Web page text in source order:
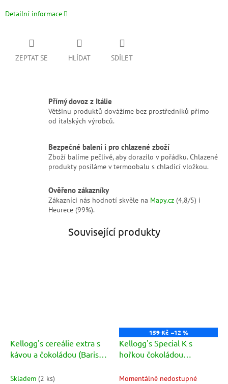
Detailní informace
ZEPTAT SE HLÍDAT SDÍLET
Přímý dovoz z Itálie
Většinu produktů dovážíme bez prostředníků přímo
od italských výrobců.
Bezpečné balení i pro chlazené zboží
Zboží balíme pečlivě, aby dorazilo v pořádku. Chlazené
produkty posíláme v termoobalu s chladicí vložkou.
Ověřeno zákazníky
Zákazníci nás hodnotí skvěle na Mapy.cz (4,8/5) i
Heurece (99%).
Související produkty
Kellogg's cereálie extra s
kávou a čokoládou (Barista
Cioccolato) 350g
Skladem (2 ks)
159 Kč –12 %
Kellogg's Special K s
hořkou čokoládou
290g
Momentálně nedostupné